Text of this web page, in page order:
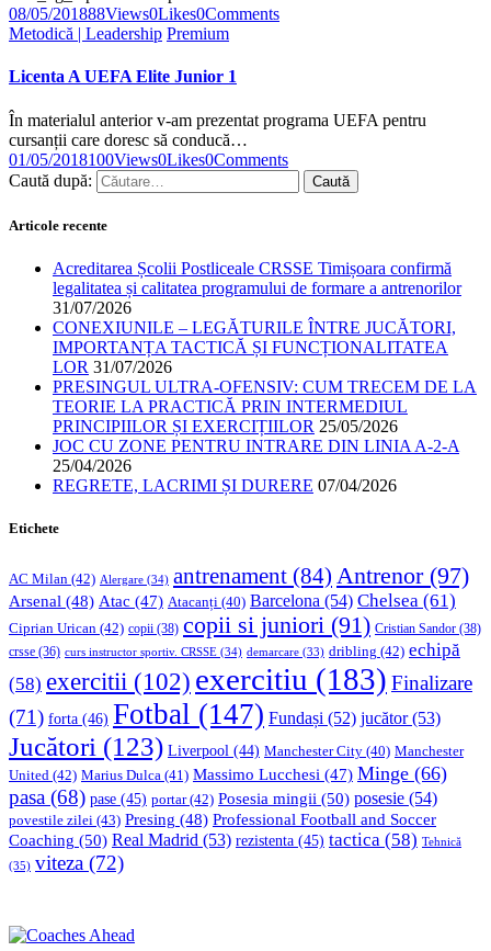
08/05/201888Views0Likes0Comments
Metodică | Leadership Premium
Licenta A UEFA Elite Junior 1
În materialul anterior v-am prezentat programa UEFA pentru
cursanții care doresc să conducă…
01/05/2018100Views0Likes0Comments
Caută după:
Articole recente
Acreditarea Școlii Postliceale CRSSE Timișoara confirmă
legalitatea și calitatea programului de formare a antrenorilor
31/07/2026
CONEXIUNILE – LEGĂTURILE ÎNTRE JUCĂTORI,
IMPORTANȚA TACTICĂ ȘI FUNCȚIONALITATEA
LOR 31/07/2026
PRESINGUL ULTRA-OFENSIV: CUM TRECEM DE LA
TEORIE LA PRACTICĂ PRIN INTERMEDIUL
PRINCIPIILOR ȘI EXERCIȚIILOR 25/05/2026
JOC CU ZONE PENTRU INTRARE DIN LINIA A-2-A
25/04/2026
REGRETE, LACRIMI ȘI DURERE 07/04/2026
Etichete
AC Milan (42) Alergare (34) antrenament (84) Antrenor(97)
Arsenal (48) Atac (47) Atacanți (40) Barcelona (54) Chelsea (61)
Ciprian Urican (42) copii (38) copii si juniori (91) Cristian Sandor (38)
crsse (36) curs instructor sportiv. CRSSE (34) demarcare (33) dribling (42) echipă
(58) exercitii (102) exercitiu (183) Finalizare
(71) forta (46) Fotbal (147) Fundași (52) jucător(53)
Jucători (123) Liverpool (44) Manchester City (40) Manchester
United (42) Marius Dulca (41) Massimo Lucchesi (47) Minge (66)
pasa (68) pase (45) portar(42) Posesia mingii (50) posesie (54)
povestile zilei (43) Presing (48) Professional Football and Soccer
Coaching (50) Real Madrid (53) rezistenta (45) tactica (58) Tehnică
(35) viteza (72)